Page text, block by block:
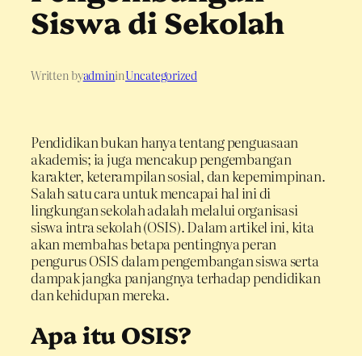
Siswa di Sekolah
Written byadmininUncategorized
Pendidikan bukan hanya tentang penguasaan
akademis; ia juga mencakup pengembangan
karakter, keterampilan sosial, dan kepemimpinan.
Salah satu cara untuk mencapai hal ini di
lingkungan sekolah adalah melalui organisasi
siswa intra sekolah (OSIS). Dalam artikel ini, kita
akan membahas betapa pentingnya peran
pengurus OSIS dalam pengembangan siswa serta
dampak jangka panjangnya terhadap pendidikan
dan kehidupan mereka.
Apa itu OSIS?